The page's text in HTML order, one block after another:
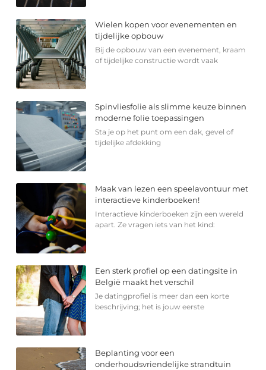
Wielen kopen voor evenementen en
tijdelijke opbouw
Bij de opbouw van een evenement, kraam
of tijdelijke constructie wordt vaak
Spinvliesfolie als slimme keuze binnen
moderne folie toepassingen
Sta je op het punt om een dak, gevel of
tijdelijke afdekking
Maak van lezen een speelavontuur met
interactieve kinderboeken!
Interactieve kinderboeken zijn een wereld
apart. Ze vragen iets van het kind:
Een sterk profiel op een datingsite in
België maakt het verschil
Je datingprofiel is meer dan een korte
beschrijving; het is jouw eerste
Beplanting voor een
onderhoudsvriendelijke strandtuin